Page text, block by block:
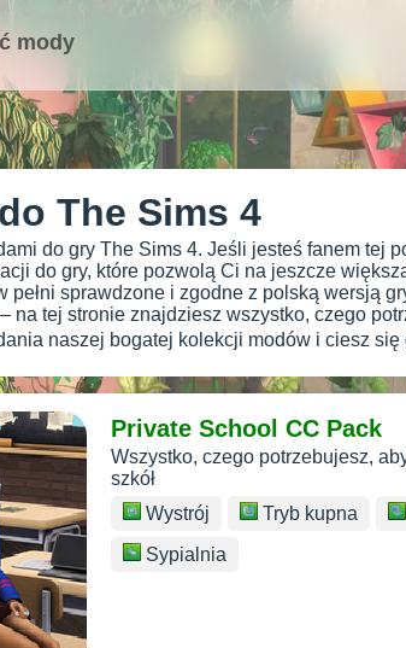
mody
The Sims 4
do gry The Sims 4. Jeśli jesteś fanem tej
do gry, które pozwolą Ci na jeszcze
pełni sprawdzone i zgodne z polską wersją
na tej stronie znajdziesz wszystko, czego
naszej bogatej kolekcji modów i ciesz
Private School CC Pack
Wszystko, czego potrzebujesz,
szkół
Wystrój
Tryb kupna
Sypialnia